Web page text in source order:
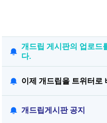
개드립 게시판의 업로드
다.
이제 개드립을 트위터로
개드립게시판 공지